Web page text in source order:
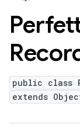
public class
extends